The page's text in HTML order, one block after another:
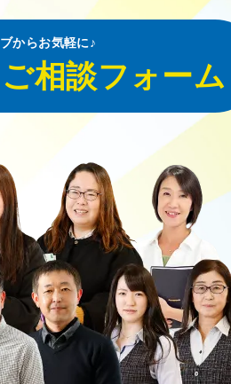
からお気軽に♪
相談フォーム